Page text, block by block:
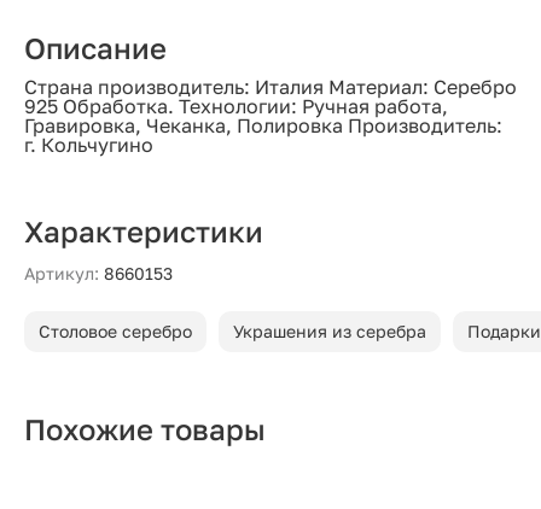
Описание
Страна производитель: Италия Материал: Серебро
925 Обработка. Технологии: Ручная работа,
Гравировка, Чеканка, Полировка Производитель:
г. Кольчугино
Характеристики
Артикул: 8660153
Столовое серебро Украшения из серебра
Похожие товары